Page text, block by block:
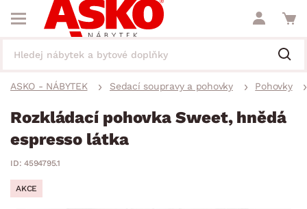
ASKO - NÁBYTEK Sedací soupravy a pohovky Pohovky
Rozkládací pohovka Sweet, hnědá
espresso látka
ID: 4594795.1
AKCE